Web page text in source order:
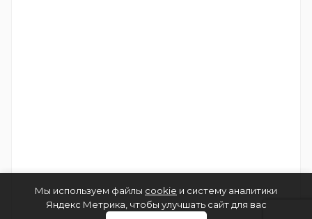
Мы используем файлы cookie и систему аналитики
Яндекс Метрика, чтобы улучшать сайт для вас